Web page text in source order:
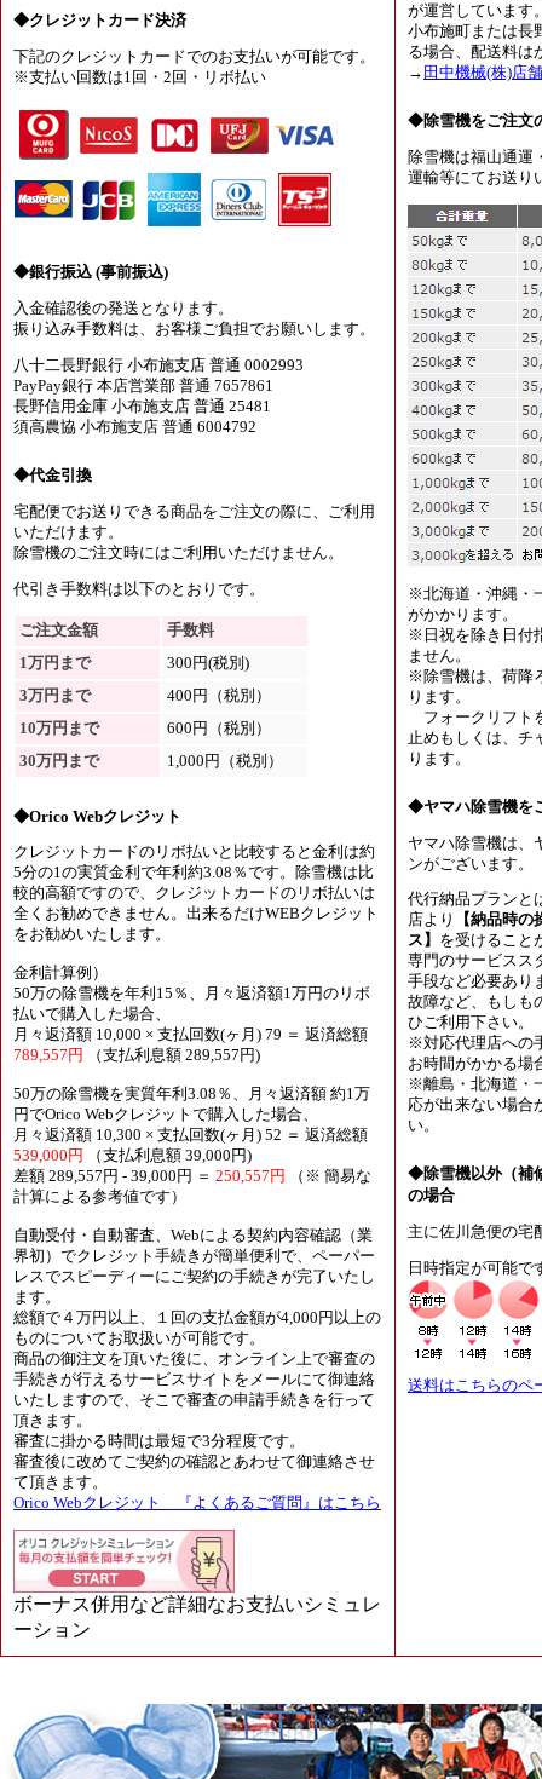
◆クレジットカード決済
下記のクレジットカードでのお支払いが可能です。
※支払い回数は1回・2回・リボ払い
◆銀行振込 (事前振込)
入金確認後の発送となります。
振り込み手数料は、お客様ご負担でお願いします。
八十二長野銀行 小布施支店 普通 0002993
PayPay銀行 本店営業部 普通 7657861
長野信用金庫 小布施支店 普通 25481
須高農協 小布施支店 普通 6004792
◆代金引換
宅配便でお送りできる商品をご注文の際に、ご利用
いただけます。
除雪機のご注文時にはご利用いただけません。
代引き手数料は以下のとおりです。
ご注文金額
手数料
1万円まで
300円(税別)
3万円まで
400円（税別）
10万円まで
600円（税別）
30万円まで
1,000円（税別）
◆Orico Webクレジット
クレジットカードのリボ払いと比較すると金利は約
5分の1の実質金利で年利約3.08％です。除雪機は比
較的高額ですので、クレジットカードのリボ払いは
全くお勧めできません。出来るだけWEBクレジット
をお勧めいたします。
金利計算例）
50万の除雪機を年利15％、月々返済額1万円のリボ
払いで購入した場合、
月々返済額 10,000 × 支払回数(ヶ月) 79 ＝ 返済総額
789,557円
（支払利息額 289,557円)
50万の除雪機を実質年利3.08％、月々返済額 約1万
円でOrico Webクレジットで購入した場合、
月々返済額 10,300 × 支払回数(ヶ月) 52 ＝ 返済総額
539,000円
（支払利息額 39,000円)
差額 289,557円 - 39,000円 ＝ 250,557円
（※ 簡易な
計算による参考値です）
自動受付・自動審査、Webによる契約内容確認（業
界初）でクレジット手続きが簡単便利で、ペーパー
レスでスピーディーにご契約の手続きが完了いたし
ます。
総額で４万円以上、１回の支払金額が4,000円以上の
ものについてお取扱いが可能です。
商品の御注文を頂いた後に、オンライン上で審査の
手続きが行えるサービスサイトをメールにて御連絡
いたしますので、そこで審査の申請手続きを行って
頂きます。
審査に掛かる時間は最短で3分程度です。
審査後に改めてご契約の確認とあわせて御連絡させ
て頂きます。
Orico Webクレジット 『よくあるご質問』はこちら
ボーナス併用など詳細なお支払いシミュレ
ーション
が運営しています
小布施町または長
る場合、配送料は
→ 田中機械(株)店
◆除雪機をご注文
除雪機は福山通運
運輸等にてお送り
※北海道・沖縄・
がかかります。
※日祝を除き日付
ません。
※除雪機は、荷降
ります。
フォークリフト
止めもしくは、チ
ります。
◆ヤマハ除雪機を
ヤマハ除雪機は、
ンがございます。
代行納品プランと
店より
【納品時
ス】 を受けること
専門のサービスス
手段など必要あり
故障など、もしも
ひご利用下さい。
※対応代理店への
お時間がかかる場
※離島・北海道・
応が出来ない場合
い。
◆除雪機以外（補
の場合
主に佐川急便の宅
日時指定が可能で
送料はこちらのペ